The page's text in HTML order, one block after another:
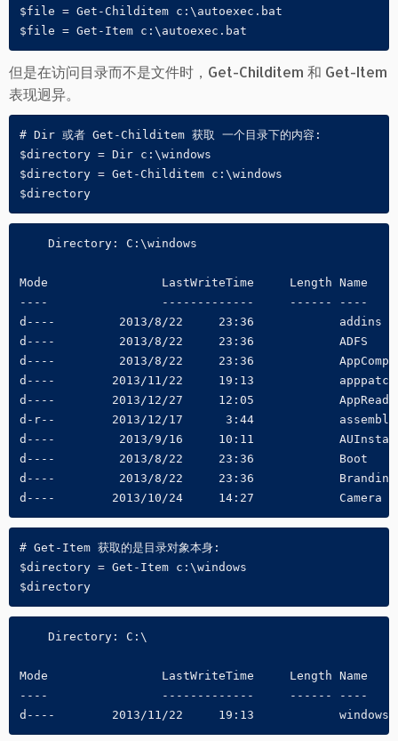
$file = Get-Childitem c:\autoexec.bat
$file = Get-Item c:\autoexec.bat
但是在访问目录而不是文件时，Get-Childitem 和 Get-Item
表现迥异。
# Dir 或者 Get-Childitem 获取 一个目录下的内容:
$directory = Dir c:\windows
$directory = Get-Childitem c:\windows
$directory
    Directory: C:\windows
Mode                LastWriteTime     Length Name
----                -------------     ------ ----
d----         2013/8/22     23:36            addins
d----         2013/8/22     23:36            ADFS
d----         2013/8/22     23:36
d----        2013/11/22     19:13            apppatch
d----        2013/12/27     12:05
d-r--        2013/12/17      3:44            assembly
d----         2013/9/16     10:11
d----         2013/8/22     23:36            Boot
d----         2013/8/22     23:36            Branding
d----        2013/10/24     14:27            Camera
# Get-Item 获取的是目录对象本身:
$directory = Get-Item c:\windows
$directory
    Directory: C:\
Mode                LastWriteTime     Length Name
----                -------------     ------ ----
d----        2013/11/22     19:13            windows